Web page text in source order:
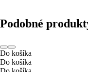
Podobné
Do košíka
Do košíka